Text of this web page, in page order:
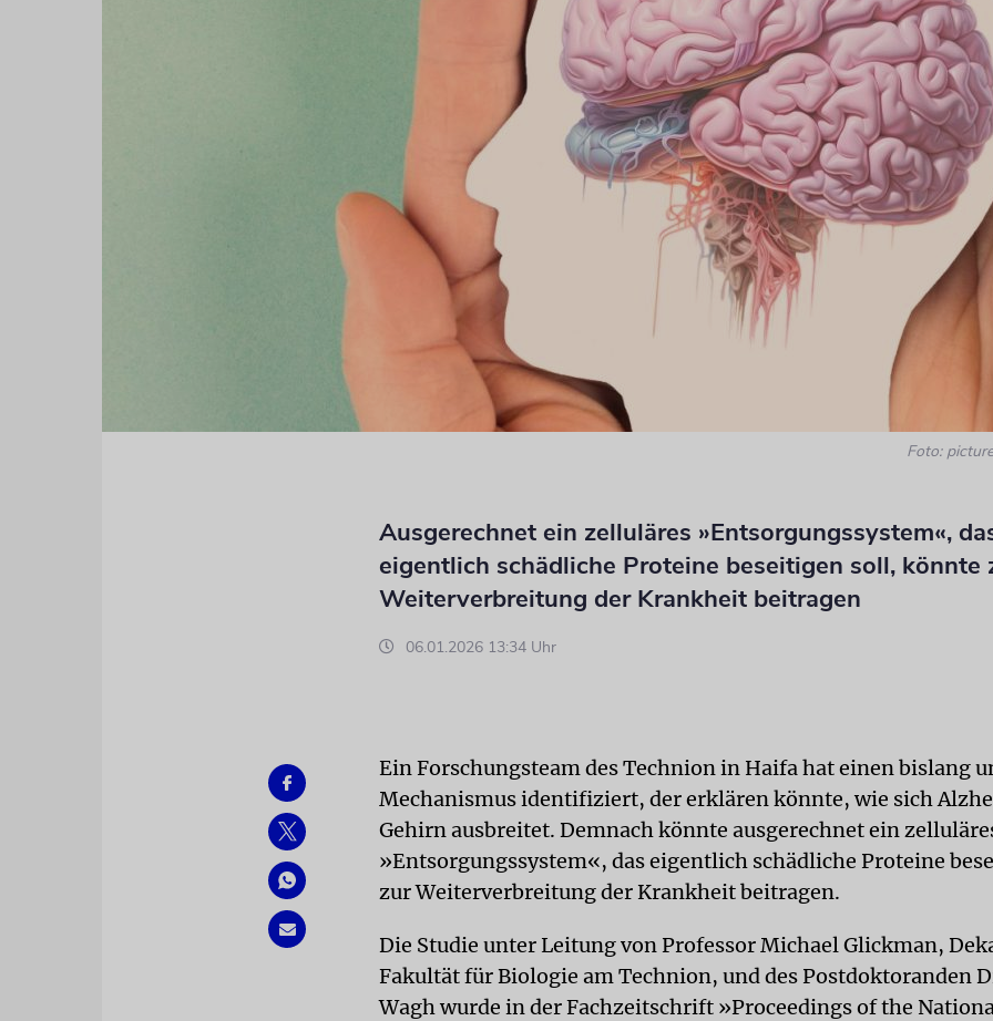
Foto:
Ausgerechnet ein zelluläres »Entsorgungssystem«,
eigentlich schädliche Proteine beseitigen soll, könnte
Weiterverbreitung der Krankheit beitragen
06.01.2026 13:34 Uhr
Ein Forschungsteam des Technion in Haifa hat einen bislang
Mechanismus identifiziert, der erklären könnte, wie sich
Gehirn ausbreitet. Demnach könnte ausgerechnet ein
»Entsorgungssystem«, das eigentlich schädliche Proteine
zur Weiterverbreitung der Krankheit beitragen.
Die Studie unter Leitung von Professor Michael Glickman,
Fakultät für Biologie am Technion, und des Postdoktoranden
Wagh wurde in der Fachzeitschrift »Proceedings of the